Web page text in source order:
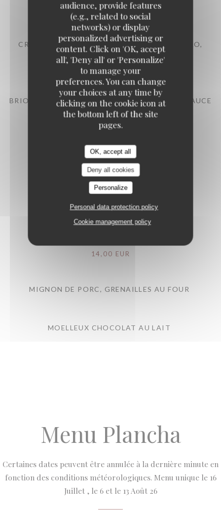
audience, provide features
(e.g., related to social
networks) or display
personalized advertising or
content. Click on 'OK, accept
all', 'Deny all' or 'Personalize'
to manage your
preferences. You can change
your choices at any time by
clicking on the cookie icon at
the bottom left of the site
pages.
OK, accept all
Deny all cookies
Personalize
Personal data protection policy
Cookie management policy
12,00 EUR
CRÉMEUX CHOCOLAT NOIR, STREUSEL CACAO,
ESPURMA CAFÉ ET CARDAMONE
BRIOCHE PERDUE, CHANTILLY À LA VANILLE, SAUCE
CHOCOLAT PRALINÉ
12,00 EUR
Menu Enfant
14,00 EUR
MIGNON DE PORC, GRENAILLES AU FOUR
MOELLEUX CHOCOLAT AU LAIT
Menu Plancha
Certaines dates peuvent être annulée à la dernière minute en
fonction des conditions météorologiques. Menu unique le 16
Juillet , le 6 et le 13 Août 26